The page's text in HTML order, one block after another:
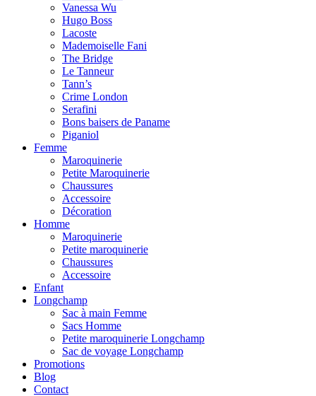
Vanessa Wu
Hugo Boss
Lacoste
Mademoiselle Fani
The Bridge
Le Tanneur
Tann’s
Crime London
Serafini
Bons baisers de Paname
Piganiol
Femme
Maroquinerie
Petite Maroquinerie
Chaussures
Accessoire
Décoration
Homme
Maroquinerie
Petite maroquinerie
Chaussures
Accessoire
Enfant
Longchamp
Sac à main Femme
Sacs Homme
Petite maroquinerie Longchamp
Sac de voyage Longchamp
Promotions
Blog
Contact